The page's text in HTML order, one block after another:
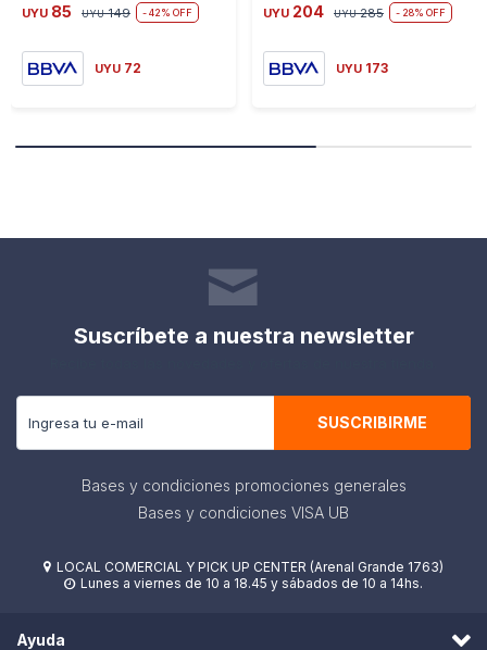
UYU 85 UYU 149 42
UYU 72
UYU 204 UYU 285 28
UYU 173
Suscríbete a nuestra newsletter
SUSCRIBIRME
Bases y condiciones promociones generales
Bases y condiciones VISA UB
 LOCAL COMERCIAL Y PICK UP CENTER (Arenal Grande 1763)
 Lunes a viernes de 10 a 18.45 y sábados de 10 a 14hs.
Ayuda